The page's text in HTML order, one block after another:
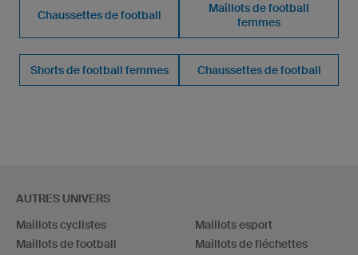
Chaussettes de football
Maillots de football
femmes
Shorts de football femmes Chaussettes de football
AUTRES UNIVERS
Maillots cyclistes
Maillots de football
Maillots esport
Maillots de fléchettes